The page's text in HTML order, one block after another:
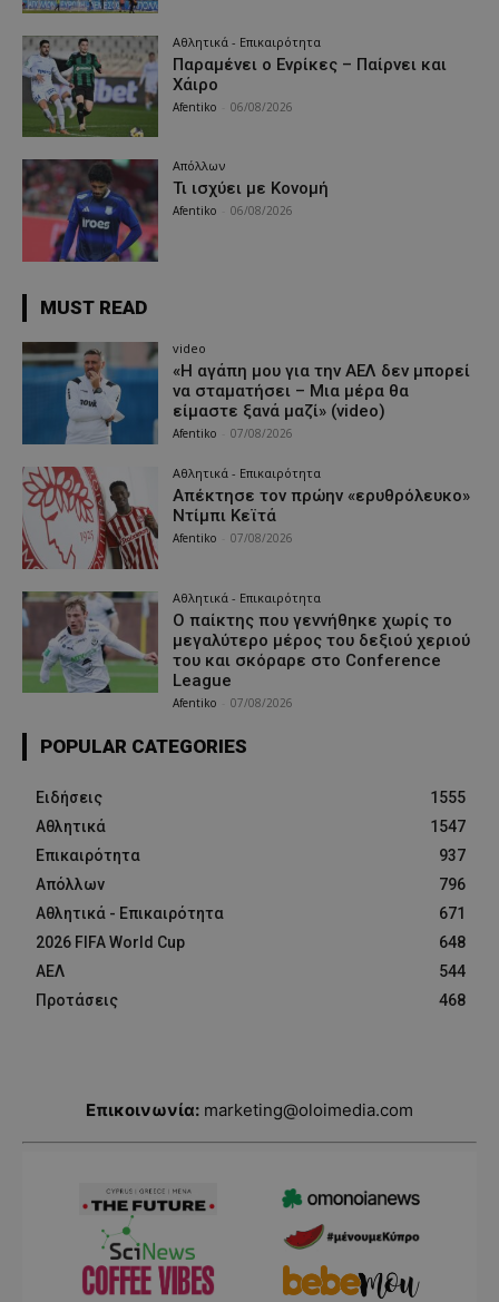
Αθλητικά - Επικαιρότητα
Παραμένει ο Ενρίκες – Παίρνει και
Χάιρο
Afentiko 06/08/2026
Απόλλων
Τι ισχύει με Κονομή
Afentiko 06/08/2026
MUST READ
video
«Η αγάπη μου για την ΑΕΛ δεν μπορεί
να σταματήσει – Μια μέρα θα
είμαστε ξανά μαζί» (video)
Afentiko 07/08/2026
Αθλητικά - Επικαιρότητα
Απέκτησε τον πρώην «ερυθρόλευκο»
Ντίμπι Κεϊτά
Afentiko 07/08/2026
Αθλητικά - Επικαιρότητα
Ο παίκτης που γεννήθηκε χωρίς το
μεγαλύτερο μέρος του δεξιού χεριού
του και σκόραρε στο Conference
League
Afentiko 07/08/2026
POPULAR CATEGORIES
Ειδήσεις
1555
Αθλητικά
1547
Επικαιρότητα
937
Απόλλων
796
Αθλητικά - Επικαιρότητα
671
2026 FIFA World Cup
648
ΑΕΛ
544
Προτάσεις
468
Επικοινωνία: marketing@oloimedia.com